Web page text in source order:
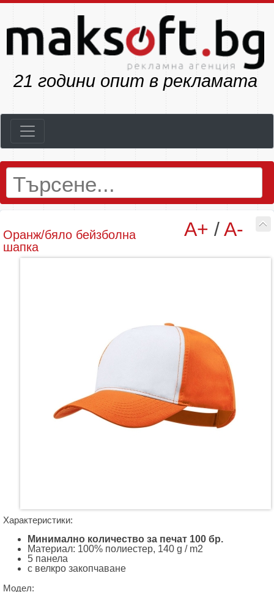
23 години опит в рекламата
A+ /A-
Оранж/бяло бейзболна
шапка
Характеристики:
Минимално количество за печат 100 бр.
Материал: 100% полиестер, 140 g / m2
5 панела
с велкро закопчаване
Модел: